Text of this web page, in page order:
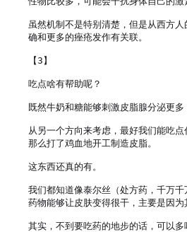
虽然机制不是特别清楚，但是从西方
确和更多的痤疮发作有关联。
【3】
吃点啥有帮助呢？
既然牛奶和糖能够刺激皮脂腺分泌更多
从另一个方向来考虑，最好我们能吃
那么打了鸡血地开工制造皮脂。
这东西还真的有。
我们都知道像泰尔丝（处方药，千万
药物能够让皮肤变得很干，主要是因为
其实，不到要吃药的地步的话，可以